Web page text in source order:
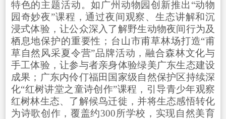
特色的主题活动。如广州动物园创新推出“动物
园奇妙夜”课程，通过夜间观察、生态讲解和沉
浸式体验，让公众深入了解野生动物夜间行为及
栖息地保护的重要性；台山市甫草林场打造“甫
草自然风采夏令营”品牌活动，融合森林文化与
手工体验，让参与者亲身体验绿美广东生态建设
成果；广东内伶仃福田国家级自然保护区持续深
化“红树讲堂之童诗创作”课程，引导青少年观察
红树林生态、了解候鸟迁徙，并将生态感悟转化
为诗歌创作，覆盖约300所学校，实现自然美育